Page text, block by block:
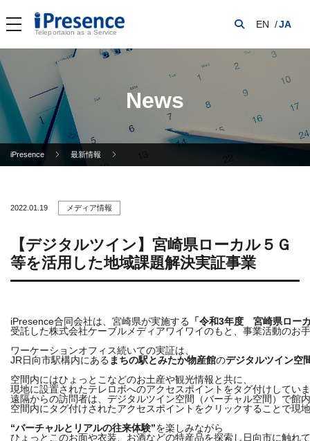
Teleportaion as a Service
EN JA
News
iPresence 最新情報
2022.01.19 メディア情報
【デジタルツイン】宮崎県ローカル５Ｇ
等を活用した地域課題解決実証事業
iPresence合同会社は、宮崎県が実施する
「令和3年度　宮崎県ロー
受託した株式会社ケーブルメディアワイワイのもと、事業活動のお
ワーケーションオフィス続いての実証は、
JR日向市駅構内にある まちの駅とみたか物産館のデジタルツイン空
空間内にはひょっとこなどのお土産や観光情報と共に、
現地に設置されたテレロボへのアクセスポイントをタグ付けしてい
遠隔からの訪問者は、デジタルツイン空間（バーチャル空間）で館
空間内にタグ付けされたアクセスポイントをクリックすることで現
“バーチャルとリアルの往来体験”を楽しみながら
ひょっとこのお面や衣装、お酒などの特産品を探索し日向市に触れ